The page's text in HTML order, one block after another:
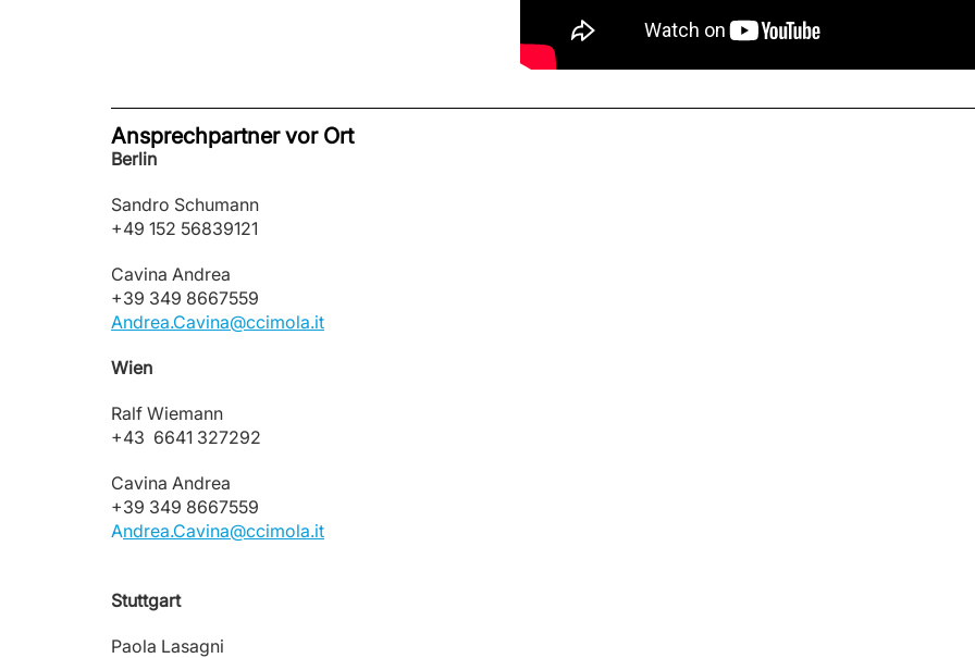
Ansprechpartner vor Ort
Berlin
Sandro Schumann
+49 152 56839121
Cavina Andrea
+39 349 8667559
Andrea.Cavina@ccimola.it
Wien
Ralf Wiemann
+43 6641 327292
Cavina Andrea
+39 349 8667559
Andrea.Cavina@ccimola.it
Stuttgart
Paola Lasagni